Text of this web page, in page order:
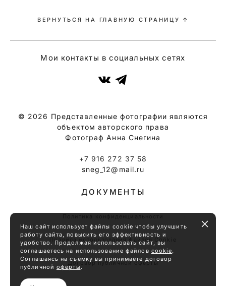
ВЕРНУТЬСЯ НА ГЛАВНУЮ СТРАНИЦУ ↑
Мои контакты в социальных сетях
© 2026 Представленные фотографии являются
объектом авторского права
Фотограф Анна Снегина
+7 916 272 37 58
sneg_12@mail.ru
ДОКУМЕНТЫ
Правила использования файлов Cookie
Договор публичной оферты
Наш сайт использует файлы cookie чтобы улучшить
работу сайта, повысить его эффективность и
удобство. Продолжая использовать сайт, вы
соглашаетесь на использование файлов cookie.
Соглашаясь на съёмку вы принимаете договор
публичной оферты.